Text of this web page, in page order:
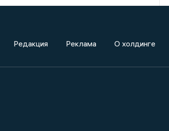
Редакция Реклама О холдинге